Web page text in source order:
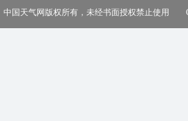
中国天气网版权所有，未经书面授权禁止使用